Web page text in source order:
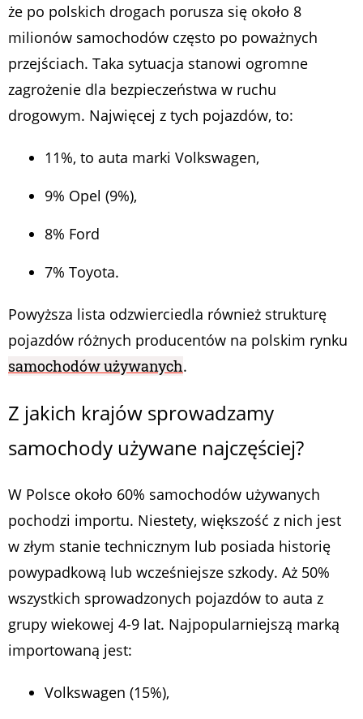
że po polskich drogach porusza się około 8
milionów samochodów często po poważnych
przejściach. Taka sytuacja stanowi ogromne
zagrożenie dla bezpieczeństwa w ruchu
drogowym. Najwięcej z tych pojazdów, to:
11%, to auta marki Volkswagen,
9% Opel (9%),
8% Ford
7% Toyota.
Powyższa lista odzwierciedla również strukturę
pojazdów różnych producentów na polskim rynku
samochodów używanych.
Z jakich krajów sprowadzamy
samochody używane najczęściej?
W Polsce około 60% samochodów używanych
pochodzi importu. Niestety, większość z nich jest
w złym stanie technicznym lub posiada historię
powypadkową lub wcześniejsze szkody. Aż 50%
wszystkich sprowadzonych pojazdów to auta z
grupy wiekowej 4-9 lat. Najpopularniejszą marką
importowaną jest:
Volkswagen (15%),